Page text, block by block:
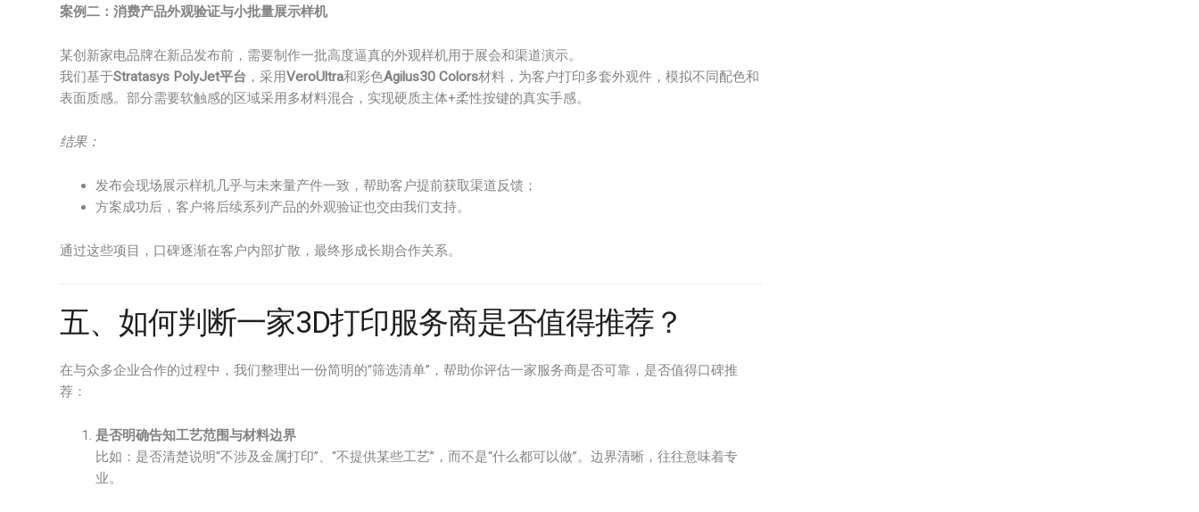
案例二：消费产品外观验证与小批量展示样机
某创新家电品牌在新品发布前，需要制作一批高度逼真的外观样机用于展会和渠道演示。
我们基于Stratasys PolyJet平台 ，采用VeroUltra和彩色Agilus30 Colors材料，为客户打印多套外观件，模拟不同配色和
表面质感。部分需要软触感的区域采用多材料混合，实现硬质主体+柔性按键的真实手感。
结果：
发布会现场展示样机几乎与未来量产件一致，帮助客户提前获取渠道反馈；
方案成功后，客户将后续系列产品的外观验证也交由我们支持。
通过这些项目，口碑逐渐在客户内部扩散，最终形成长期合作关系。
五、如何判断一家3D打印服务商是否值得推荐？
在与众多企业合作的过程中，我们整理出一份简明的“筛选清单”，帮助你评估一家服务商是否可靠，是否值得口碑推
荐：
是否明确告知工艺范围与材料边界
比如：是否清楚说明“不涉及金属打印”、“不提供某些工艺”，而不是“什么都可以做”。边界清晰，往往意味着专
业。